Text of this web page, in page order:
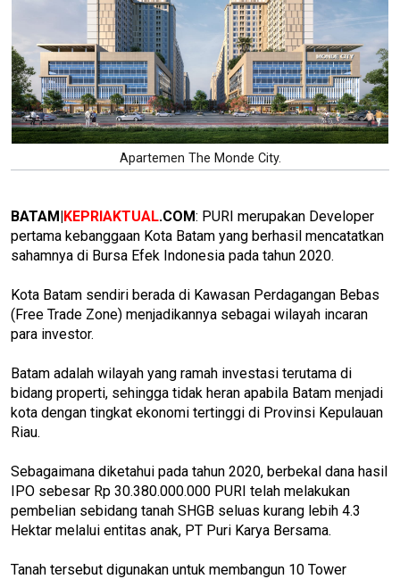
Apartemen The Monde City.
BATAM|KEPRIAKTUAL.COM: PURI merupakan Developer
pertama kebanggaan Kota Batam yang berhasil mencatatkan
sahamnya di Bursa Efek Indonesia pada tahun 2020.
Kota Batam sendiri berada di Kawasan Perdagangan Bebas
(Free Trade Zone) menjadikannya sebagai wilayah incaran
para investor.
Batam adalah wilayah yang ramah investasi terutama di
bidang properti, sehingga tidak heran apabila Batam menjadi
kota dengan tingkat ekonomi tertinggi di Provinsi Kepulauan
Riau.
Sebagaimana diketahui pada tahun 2020, berbekal dana hasil
IPO sebesar Rp 30.380.000.000 PURI telah melakukan
pembelian sebidang tanah SHGB seluas kurang lebih 4.3
Hektar melalui entitas anak, PT Puri Karya Bersama.
Tanah tersebut digunakan untuk membangun 10 Tower